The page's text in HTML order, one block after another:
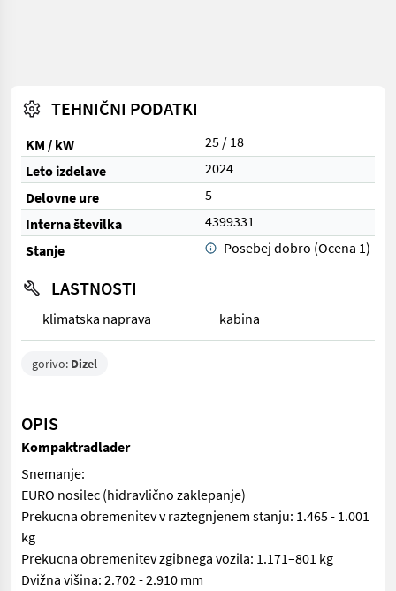
TEHNIČNI PODATKI
KM / kW
25 / 18
Leto izdelave
2024
Delovne ure
5
Interna številka
4399331
Stanje
Posebej dobro (Ocena 1)
LASTNOSTI
klimatska naprava kabina
gorivo: Dizel
OPIS
Kompaktradlader
Snemanje:
EURO nosilec (hidravlično zaklepanje)
Prekucna obremenitev v raztegnjenem stanju: 1.465 - 1.001
kg
Prekucna obremenitev zgibnega vozila: 1.171–801 kg
Dvižna višina: 2.702 - 2.910 mm